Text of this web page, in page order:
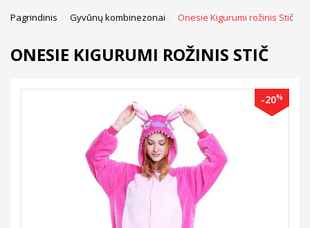
Pagrindinis Gyvūnų kombinezonai Onesie Kigurumi rožinis Stič
ONESIE KIGURUMI ROŽINIS STIČ
-20%